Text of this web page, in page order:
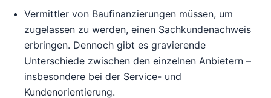
Vermittler von Baufinanzierungen müssen, um
zugelassen zu werden, einen Sachkundenachweis
erbringen. Dennoch gibt es gravierende
Unterschiede zwischen den einzelnen Anbietern –
insbesondere bei der Service- und
Kundenorientierung.